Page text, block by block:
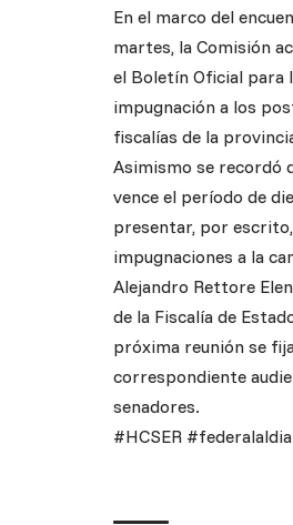
En el marco del
martes, la Comisión
el Boletín Oficial para
impugnación a los
fiscalías de la
Asimismo se recordó
vence el período de
presentar, por
impugnaciones a la
Alejandro Rettore
de la Fiscalía de
próxima reunión se
correspondiente
senadores.
#HCSER